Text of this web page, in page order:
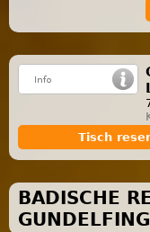
Tisch
BADISCHE